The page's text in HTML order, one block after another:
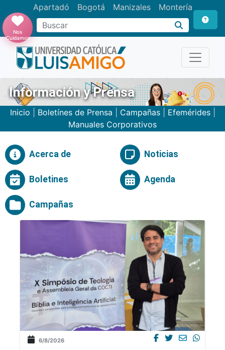
Apartadó Bogotá Manizales Montería
Buscar
Nos
Cuidamos
Información y Prensa
Inicio Boletínes de Prensa Campañas Efemérides
Manuales Corporativos
Acerca de Noticias
Boletines Agenda
Campañas
6/8/2026